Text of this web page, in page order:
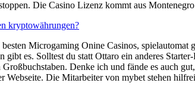
Die Casino Lizenz kommt aus
kryptowährungen?
Microgaming Onine Casinos,
gibt es. Solltest du statt Ottaro ein anderes
Denke ich und fände es auch
Webseite. Die Mitarbeiter von mybet stehen